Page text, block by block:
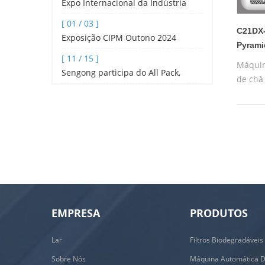
Expo Internacional da Indústria
2024
[ 01 / 03 ]
Exposição CIPM Outono 2024
[ 11 / 15 ]
Sengong participa do All Pack,
de chá
de
EMPRESA
Lar
Sobre Nós
PRODUTOS